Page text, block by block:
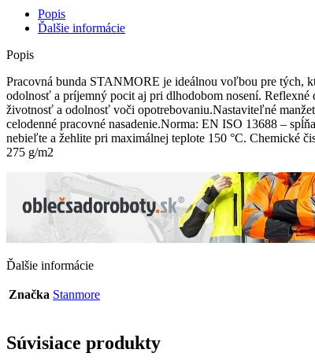
Popis
Ďalšie informácie
Popis
Pracovná bunda STANMORE je ideálnou voľbou pre tých,
odolnosť a príjemný pocit aj pri dlhodobom nosení.
životnosť a odolnosť voči opotrebovaniu.Nastaviteľné
celodenné pracovné nasadenie.Norma: EN ISO 13688 –
nebieľte a žehlite pri maximálnej teplote 150 °C. Chemické
275 g/m2
Ďalšie informácie
Značka Stanmore
Súvisiace produkty